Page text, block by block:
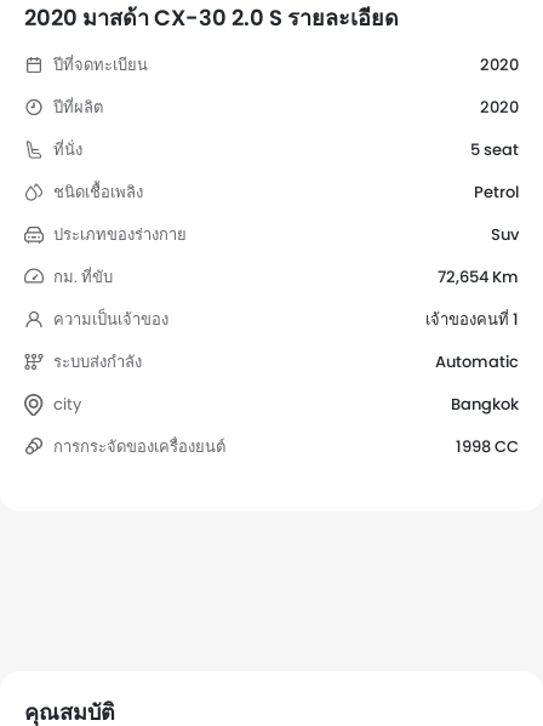
2020 มาสด้า CX-30 2.0 S รายละเอียด
ปีที่จดทะเบียน
2020
ปีที่ผลิต
2020
ที่นั่ง
5 seat
ชนิดเชื้อเพลิง
Petrol
ประเภทของร่างกาย
Suv
กม. ที่ขับ
72,654 Km
ความเป็นเจ้าของ
เจ้าของคนที่ 1
ระบบส่งกำลัง
Automatic
city
Bangkok
การกระจัดของเครื่องยนต์
1998 CC
คุณสมบัติ